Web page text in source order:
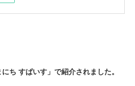
ち すぱいす」で紹介されました。